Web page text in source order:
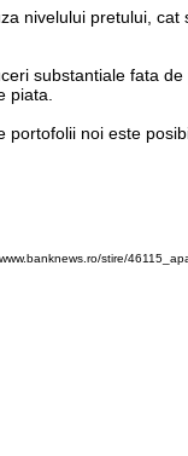
nivelului pretului,
substantiale fata
piata.
noi este
stire/